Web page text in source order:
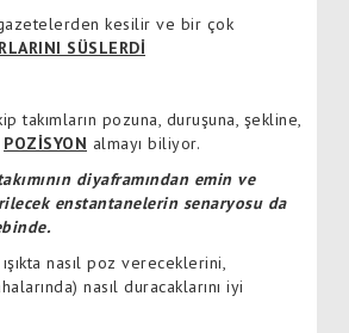
kesilir ve bir çok
SÜSLERDİ
takımların pozuna, duruşuna, şekline,
POZİSYON almayı biliyor.
diyaframından emin ve
enstantanelerin senaryosu da
ışıkta nasıl poz vereceklerini,
nasıl duracaklarını iyi